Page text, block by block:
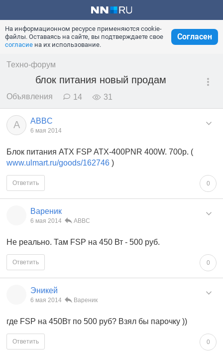
На информационном ресурсе применяются cookie-
файлы. Оставаясь на сайте, вы подтверждаете свое
согласие на их использование.
Согласен
Техно-форум
блок питания новый продам
Объявления 14 31
A ABBC
6 мая 2014
Блок питания ATX FSP ATX-400PNR 400W. 700р. (
www.ulmart.ru/goods/162746 )
0
Ответить
Вареник
6 мая 2014 ABBC
Не реально. Там FSP на 450 Вт - 500 руб.
0
Ответить
Эникей
6 мая 2014 Вареник
где FSP на 450Вт по 500 руб? Взял бы парочку ))
0
Ответить